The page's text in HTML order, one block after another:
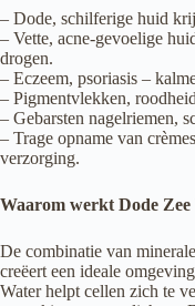
– Dode, schilferige huid
– Vette, acne-gevoelige
drogen.
– Eczeem, psoriasis –
– Pigmentvlekken,
– Gebarsten nagelriemen,
– Trage opname van
verzorging.
Waarom werkt Dode Zee
De combinatie van
creëert een ideale
Water helpt cellen zich te